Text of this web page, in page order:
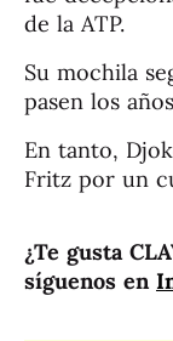
de la ATP.
Su mochila
pasen los
En tanto,
Fritz por un
¿Te gusta
síguenos en